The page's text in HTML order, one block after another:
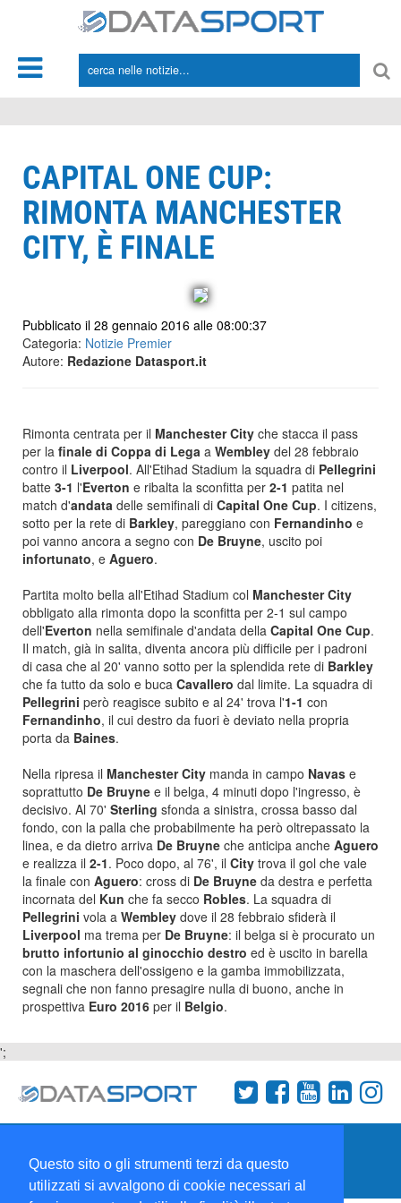
Questo sito o gli strumenti terzi da questo
utilizzati si avvalgono di cookie necessari al
CAPITAL ONE CUP:
RIMONTA MANCHESTER
CITY, È FINALE
Pubblicato il 28 gennaio 2016 alle 08:00:37
Categoria: Notizie Premier
Autore: Redazione Datasport.it
Rimonta centrata per il Manchester City che stacca il pass
per la finale di Coppa di Lega a Wembley del 28 febbraio
contro il Liverpool. All'Etihad Stadium la squadra di Pellegrini
batte 3-1 l'Everton e ribalta la sconfitta per 2-1 patita nel
match d'andata delle semifinali di Capital One Cup. I citizens,
sotto per la rete di Barkley, pareggiano con Fernandinho e
poi vanno ancora a segno con De Bruyne, uscito poi
infortunato, e Aguero.
Partita molto bella all'Etihad Stadium col Manchester City
obbligato alla rimonta dopo la sconfitta per 2-1 sul campo
dell'Everton nella semifinale d'andata della Capital One Cup.
Il match, già in salita, diventa ancora più difficile per i padroni
di casa che al 20' vanno sotto per la splendida rete di Barkley
che fa tutto da solo e buca Cavallero dal limite. La squadra di
Pellegrini però reagisce subito e al 24' trova l'1-1 con
Fernandinho, il cui destro da fuori è deviato nella propria
porta da Baines.
Nella ripresa il Manchester City manda in campo Navas e
soprattutto De Bruyne e il belga, 4 minuti dopo l'ingresso, è
decisivo. Al 70' Sterling sfonda a sinistra, crossa basso dal
fondo, con la palla che probabilmente ha però oltrepassato la
linea, e da dietro arriva De Bruyne che anticipa anche Aguero
e realizza il 2-1. Poco dopo, al 76', il City trova il gol che vale
la finale con Aguero: cross di De Bruyne da destra e perfetta
incornata del Kun che fa secco Robles. La squadra di
Pellegrini vola a Wembley dove il 28 febbraio sfiderà il
Liverpool ma trema per De Bruyne: il belga si è procurato un
brutto infortunio al ginocchio destro ed è uscito in barella
con la maschera dell'ossigeno e la gamba immobilizzata,
segnali che non fanno presagire nulla di buono, anche in
prospettiva Euro 2016 per il Belgio.
';
Collabora con noi